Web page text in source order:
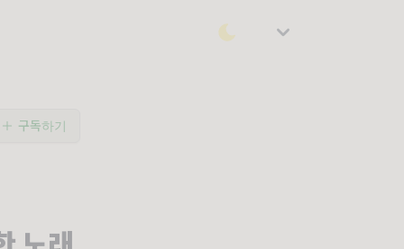
구독하기